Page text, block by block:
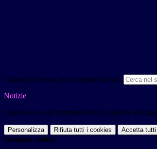
Campo di ricerca per le pagine del sito
Notizie
Questo sito o gli strumenti terzi da questo
Personalizza Rifiuta tutti i cookies Accetta tutti
Gestione cookie